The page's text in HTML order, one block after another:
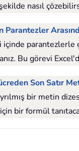
nasıl
Parantezler
içinde parantezlerle
Bu görevi
Son Satır
bir metin
bir formül